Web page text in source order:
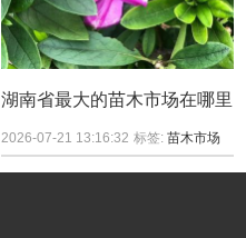
湖南省最大的苗木市场在哪里
2026-07-21 13:16:32 标签:苗木市场